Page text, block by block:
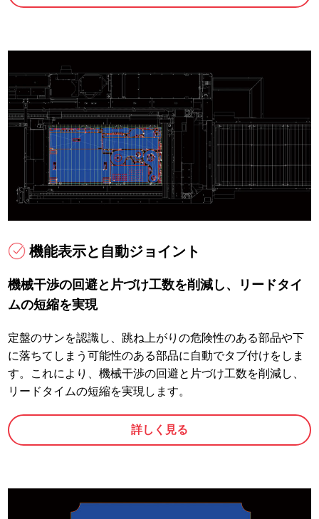
機能表示と自動ジョイント
機械干渉の回避と片づけ工数を削減し、リードタイ
ムの短縮を実現
定盤のサンを認識し、跳ね上がりの危険性のある部品や下
に落ちてしまう可能性のある部品に自動でタブ付けをしま
す。これにより、機械干渉の回避と片づけ工数を削減し、
リードタイムの短縮を実現します。
詳しく見る